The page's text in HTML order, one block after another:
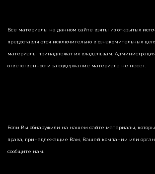
Все материалы на данном сайте взяты из открытых
предоставляются исключительно в ознакомительных
материалы принадлежат их владельцам.
ответственности за содержание материала не несет.
Если Вы обнаружили на нашем сайте материалы,
права, принадлежащие Вам, Вашей компании или
сообщите нам.